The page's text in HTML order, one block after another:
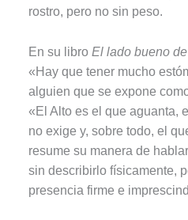
rostro, pero no sin peso.
En su libroEl lado bueno
«Hay que tener mucho
alguien que se expone
«El Alto es el que aguanta,
no exige y, sobre todo, el
resume su manera de
sin describirlo físicamente,
presencia firme e